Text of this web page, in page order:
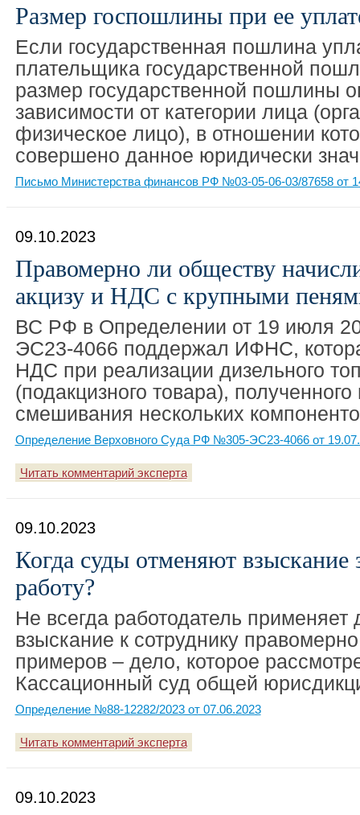
Размер госпошлины при ее
Если государственная пошлина
плательщика государственной
размер государственной пошлины
зависимости от категории лица
физическое лицо), в отношении
совершено данное юридически
Письмо Министерства финансов РФ №03-05-06-03/87658 от
09.10.2023
Правомерно ли обществу
акцизу и НДС с крупными
ВС РФ в Определении от 19 июля
ЭС23-4066 поддержал ИФНС,
НДС при реализации дизельного
(подакцизного товара), полученного
смешивания нескольких
Определение Верховного Суда РФ №305-ЭС23-4066 от
Читать комментарий эксперта
09.10.2023
Когда суды отменяют взыскание
работу?
Не всегда работодатель применяет
взыскание к сотруднику
примеров – дело, которое
Кассационный суд общей
Определение №88-12282/2023 от 07.06.2023
Читать комментарий эксперта
09.10.2023